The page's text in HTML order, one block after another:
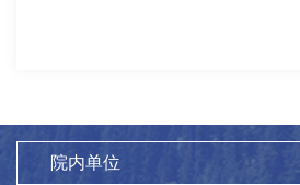
院内单位